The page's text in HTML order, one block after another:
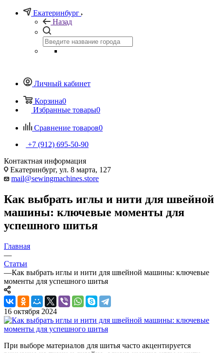
Екатеринбург
Назад
Личный кабинет
Корзина0
Избранные товары0
Сравнение товаров0
+7 (912) 695-50-90
Контактная информация
Екатеринбург, ул. 8 марта, 127
mail@sewingmachines.store
Как выбрать иглы и нити для швейной
машины: ключевые моменты для
успешного шитья
Главная
—
Статьи
—Как выбрать иглы и нити для швейной машины: ключевые
моменты для успешного шитья
16 октября 2024
При выборе материалов для шитья часто акцентируется